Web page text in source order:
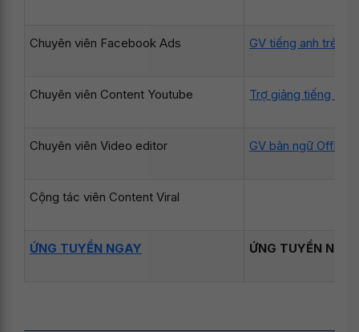
Chuyên viên Facebook Ads GV tiếng anh trẻ
Chuyên viên Content Youtube Trợ giảng tiếng
Chuyên viên Video editor GV bản ngữ Offline
Cộng tác viên Content Viral
ỨNG TUYỂN NGAY ỨNG TUYỂN